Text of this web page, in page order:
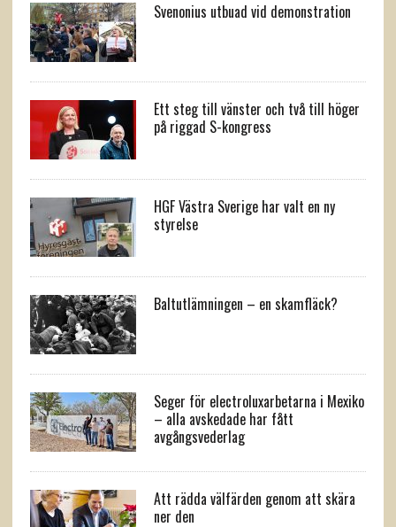
Svenonius utbuad vid demonstration
Ett steg till vänster och två till höger
på riggad S-kongress
HGF Västra Sverige har valt en ny
styrelse
Baltutlämningen – en skamfläck?
Seger för electroluxarbetarna i Mexiko
– alla avskedade har fått
avgångsvederlag
Att rädda välfärden genom att skära
ner den